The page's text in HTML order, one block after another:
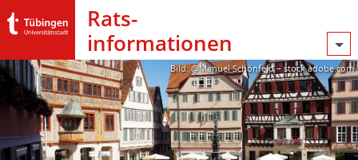
Rats­
informationen
Bild: @Manuel Schönfeld – stock.adobe.com